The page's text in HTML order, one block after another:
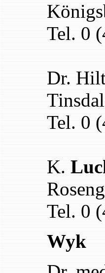
Tel. 0
Dr.
Tel. 0
K.
Tel. 0
Wyk